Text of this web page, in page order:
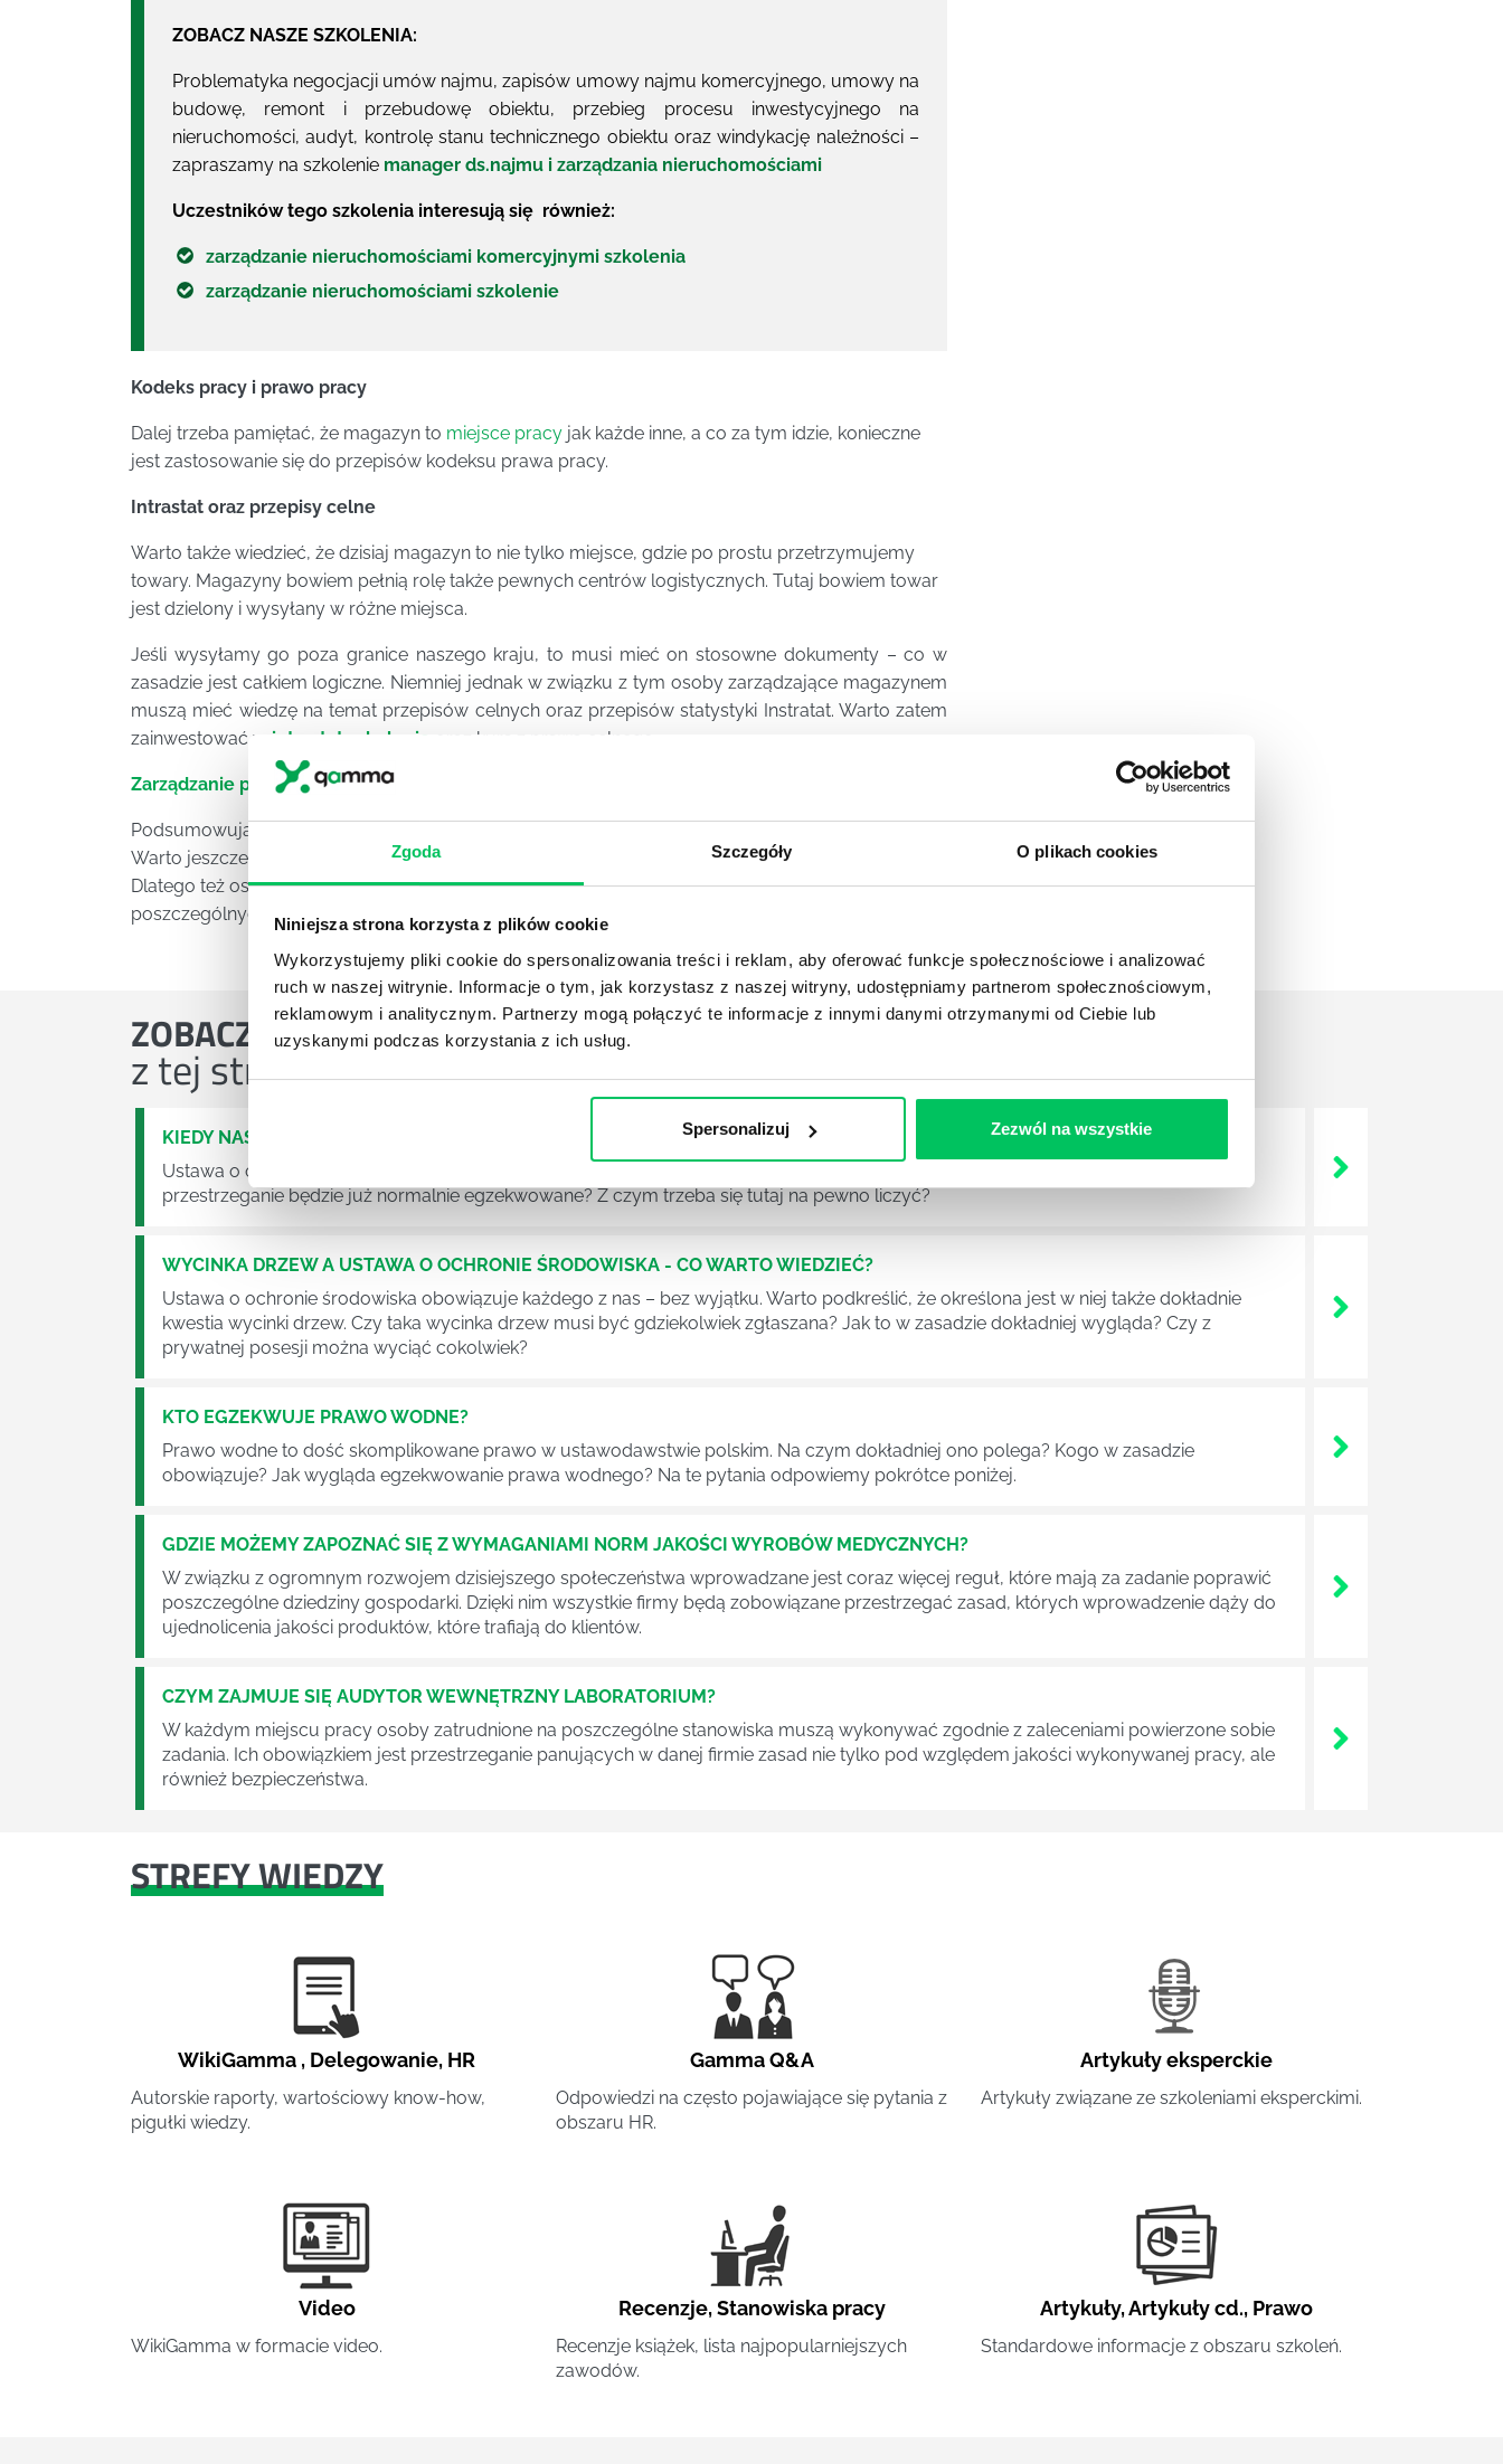
Zgoda Szczegóły O plikach cookies
Niniejsza strona korzysta z plików cookie
Wykorzystujemy pliki cookie do spersonalizowania treści i reklam, aby oferować funkcje społecznościowe i analizować
ruch w naszej witrynie. Informacje o tym, jak korzystasz z naszej witryny, udostępniamy partnerom społecznościowym,
reklamowym i analitycznym. Partnerzy mogą połączyć te informacje z innymi danymi otrzymanymi od Ciebie lub
uzyskanymi podczas korzystania z ich usług.
Spersonalizuj Zezwól na wszystkie
ZOBACZ NASZE SZKOLENIA:
Problematyka negocjacji umów najmu, zapisów umowy najmu komercyjnego, umowy na
budowę, remont i przebudowę obiektu, przebieg procesu inwestycyjnego na
nieruchomości, audyt, kontrolę stanu technicznego obiektu oraz windykację należności –
zapraszamy na szkolenie manager ds.najmu i zarządzania nieruchomościami
Uczestników tego szkolenia interesują się również:
zarządzanie nieruchomościami komercyjnymi szkolenia
zarządzanie nieruchomościami szkolenie
Kodeks pracy i prawo pracy
Dalej trzeba pamiętać, że magazyn to miejsce pracy jak każde inne, a co za tym idzie, konieczne
jest zastosowanie się do przepisów kodeksu prawa pracy.
Intrastat oraz przepisy celne
Warto także wiedzieć, że dzisiaj magazyn to nie tylko miejsce, gdzie po prostu przetrzymujemy
towary. Magazyny bowiem pełnią rolę także pewnych centrów logistycznych. Tutaj bowiem towar
jest dzielony i wysyłany w różne miejsca.
Jeśli wysyłamy go poza granice naszego kraju, to musi mieć on stosowne dokumenty – co w
zasadzie jest całkiem logiczne. Niemniej jednak w związku z tym osoby zarządzające magazynem
muszą mieć wiedzę na temat przepisów celnych oraz przepisów statystyki Instratat. Warto zatem
zainwestować w intrastat szkolenie oraz kurs z prawa celnego.
Zarządzanie procesami logistycznymi w przedsiębiorstwie
Podsumowując – poniżej wymieniono najważniejsze przepisy, które regulują pracę w magazynie.
Warto jeszcze mieć na uwadze, że do tego dochodzą różne przepisy wewnętrzne firmy itp.
Dlatego też osoba zarządzająca magazynem powinna być cały czas doszkalana w zakresie
poszczególnych przepisów.
ZOBACZ OSTATNIE ARTYKUŁY
z tej strefy wiedzy
KIEDY NASTĄPI ZMIANA USTAWY O ODPADACH?
Ustawa o odpadach jest dość istotną ustawą dla każdej firmy. Kiedy dokładnie nowe przepisy wejdą w życie? Od kiedy ich
przestrzeganie będzie już normalnie egzekwowane? Z czym trzeba się tutaj na pewno liczyć?
WYCINKA DRZEW A USTAWA O OCHRONIE ŚRODOWISKA - CO WARTO WIEDZIEĆ?
Ustawa o ochronie środowiska obowiązuje każdego z nas – bez wyjątku. Warto podkreślić, że określona jest w niej także dokładnie
kwestia wycinki drzew. Czy taka wycinka drzew musi być gdziekolwiek zgłaszana? Jak to w zasadzie dokładniej wygląda? Czy z
prywatnej posesji można wyciąć cokolwiek?
KTO EGZEKWUJE PRAWO WODNE?
Prawo wodne to dość skomplikowane prawo w ustawodawstwie polskim. Na czym dokładniej ono polega? Kogo w zasadzie
obowiązuje? Jak wygląda egzekwowanie prawa wodnego? Na te pytania odpowiemy pokrótce poniżej.
GDZIE MOŻEMY ZAPOZNAĆ SIĘ Z WYMAGANIAMI NORM JAKOŚCI WYROBÓW MEDYCZNYCH?
W związku z ogromnym rozwojem dzisiejszego społeczeństwa wprowadzane jest coraz więcej reguł, które mają za zadanie poprawić
poszczególne dziedziny gospodarki. Dzięki nim wszystkie firmy będą zobowiązane przestrzegać zasad, których wprowadzenie dąży do
ujednolicenia jakości produktów, które trafiają do klientów.
CZYM ZAJMUJE SIĘ AUDYTOR WEWNĘTRZNY LABORATORIUM?
W każdym miejscu pracy osoby zatrudnione na poszczególne stanowiska muszą wykonywać zgodnie z zaleceniami powierzone sobie
zadania. Ich obowiązkiem jest przestrzeganie panujących w danej firmie zasad nie tylko pod względem jakości wykonywanej pracy, ale
również bezpieczeństwa.
STREFY WIEDZY
WikiGamma , Delegowanie, HR
Autorskie raporty, wartościowy know-how,
pigułki wiedzy.
Gamma Q&A
Odpowiedzi na często pojawiające się pytania z
obszaru HR.
Artykuły eksperckie
Artykuły związane ze szkoleniami eksperckimi.
Video
WikiGamma w formacie video.
Recenzje,Stanowiska pracy
Recenzje książek, lista najpopularniejszych
zawodów.
Artykuły,Artykuły cd., Prawo
Standardowe informacje z obszaru szkoleń.